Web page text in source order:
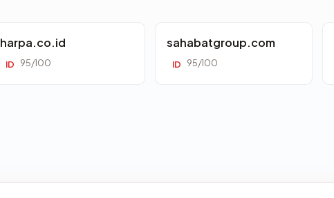
harpa.co.id
ID 95/100
sahabatgroup.com
ID 95/100